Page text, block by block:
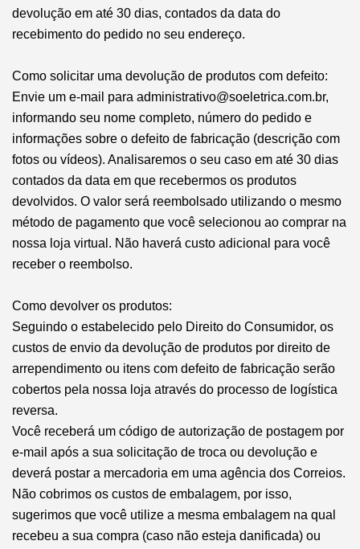
devolução em até 30 dias, contados da data do
recebimento do pedido no seu endereço.
Como solicitar uma devolução de produtos com defeito:
Envie um e-mail para administrativo@soeletrica.com.br,
informando seu nome completo, número do pedido e
informações sobre o defeito de fabricação (descrição com
fotos ou vídeos). Analisaremos o seu caso em até 30 dias
contados da data em que recebermos os produtos
devolvidos. O valor será reembolsado utilizando o mesmo
método de pagamento que você selecionou ao comprar na
nossa loja virtual. Não haverá custo adicional para você
receber o reembolso.
Como devolver os produtos:
Seguindo o estabelecido pelo Direito do Consumidor, os
custos de envio da devolução de produtos por direito de
arrependimento ou itens com defeito de fabricação serão
cobertos pela nossa loja através do processo de logística
reversa.
Você receberá um código de autorização de postagem por
e-mail após a sua solicitação de troca ou devolução e
deverá postar a mercadoria em uma agência dos Correios.
Não cobrimos os custos de embalagem, por isso,
sugerimos que você utilize a mesma embalagem na qual
recebeu a sua compra (caso não esteja danificada) ou